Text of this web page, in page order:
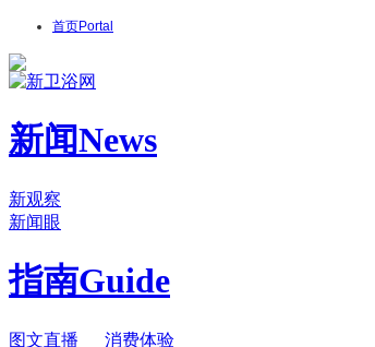
首页Portal
新闻News
新观察
新闻眼
指南Guide
图文直播
消费体验